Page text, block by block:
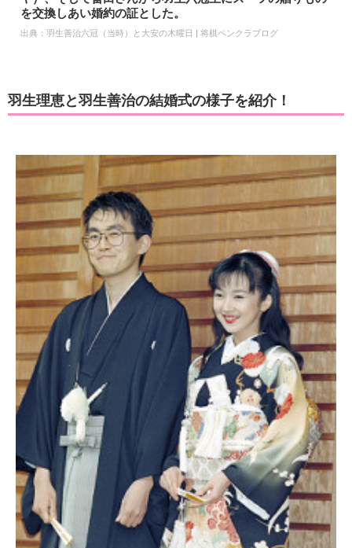
を交換しあい婚約の証とした。
出典： 羽生善治六冠（当時）と大安の木曜日 | 将棋ペンクラブログ
羽生理恵と羽生善治の結婚式の様子を紹介！